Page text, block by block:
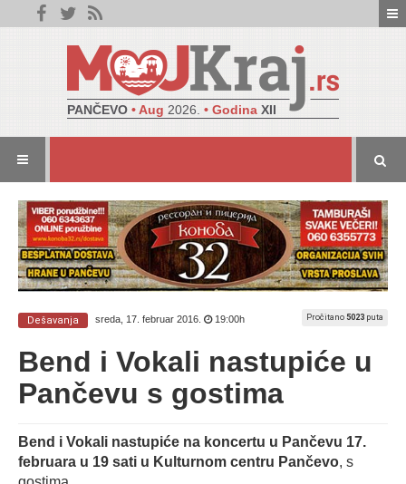
PANČEVO • Aug 2026. • Godina XII
Dešavanja sreda, 17. februar 2016. 19:00h Pročitano 5023 puta
Bend i Vokali nastupiće u
Pančevu s gostima
Bend i Vokali nastupiće na koncertu u Pančevu 17.
februara u 19 sati u Kulturnom centru Pančevo, s